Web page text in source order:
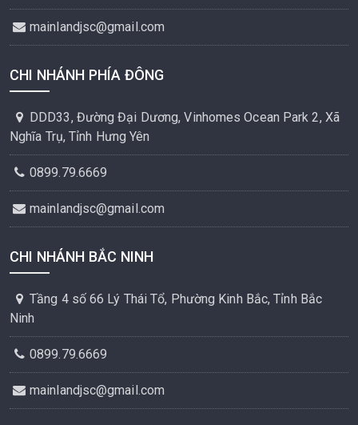
mainlandjsc@gmail.com
CHI NHÁNH PHÍA ĐÔNG
DDD33, Đường Đại Dương, Vinhomes Ocean Park 2, Xã
Nghĩa Trụ, Tỉnh Hưng Yên
0899.79.6669
mainlandjsc@gmail.com
CHI NHÁNH BẮC NINH
Tầng 4 số 66 Lý Thái Tổ, Phường Kinh Bắc, Tỉnh Bắc
Ninh
0899.79.6669
mainlandjsc@gmail.com